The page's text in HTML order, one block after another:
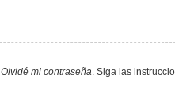
Olvidé mi contraseña. Siga las